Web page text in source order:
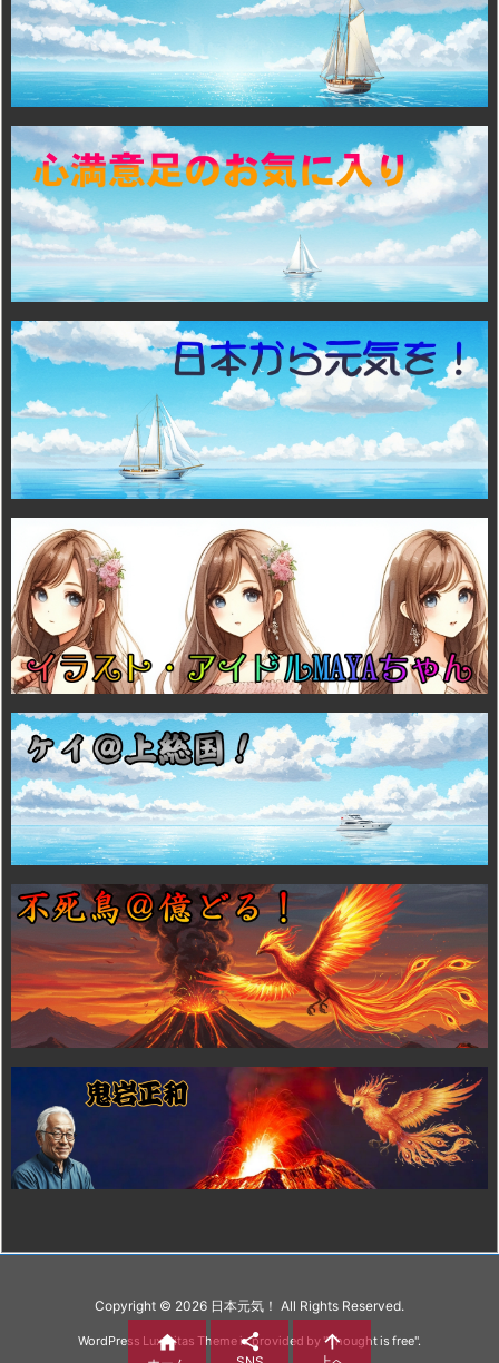
Copyright © 2026 日本元気！ All Rights Reserved.
WordPress Luxeritas Theme is provided by "Thought is free".
  